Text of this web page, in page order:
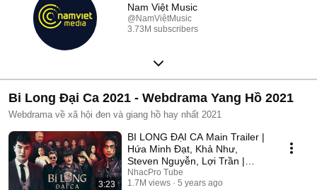
Nam Việt Music
@NamViệtMusic
3.73M subscribers
Bi Long Đại Ca 2021 - Webdrama Yang Hồ 2021
Webdrama về xã hội đen và giang hồ hay nhất 2021
3:23
BI LONG ĐẠI CA Main Trailer |
Hứa Minh Đạt, Khả Như,
Steven Nguyễn, Lợi Trần |
Webdrama Yang Hồ 2021
NhacPro Tube
1.7M views
5 years ago